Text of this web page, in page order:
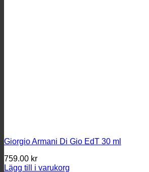
Giorgio Armani Di Gio EdT 30 ml
759.00 kr
Lägg till i varukorg